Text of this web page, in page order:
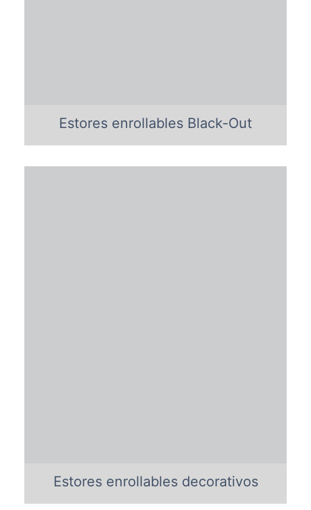
Estores enrollables Black-Out
Estores enrollables decorativos